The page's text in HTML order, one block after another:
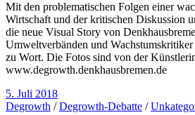
Mit den problematischen Folgen einer
Wirtschaft und der kritischen Diskussion
die neue Visual Story von
Umweltverbänden und
zu Wort. Die Fotos sind von der
www.degrowth.denkhausbremen.de
5. Juli 2018
Degrowth /Degrowth-Debatte /